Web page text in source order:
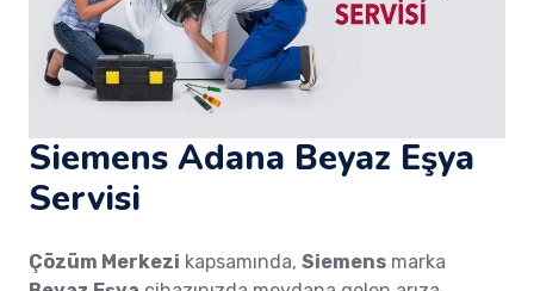
Siemens Adana Beyaz Eşya
Servisi
Çözüm Merkezi kapsamında, Siemens marka